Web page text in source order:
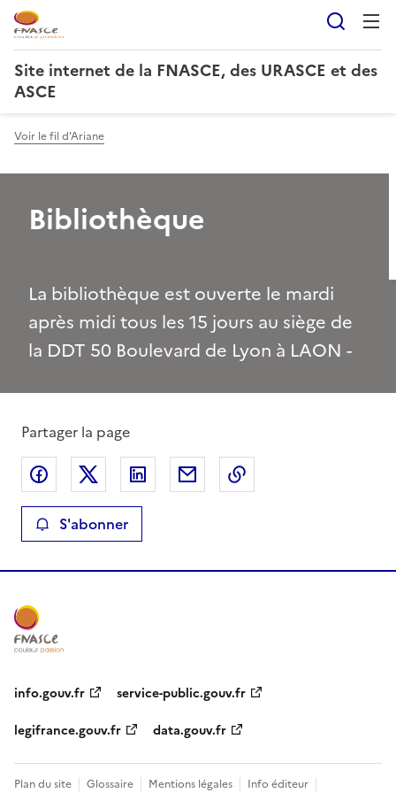
Site internet de la FNASCE, des URASCE et des
ASCE
Voir le fil d'Ariane
Bibliothèque
La bibliothèque est ouverte le mardi
après midi tous les 15 jours au siège de
la DDT 50 Boulevard de Lyon à LAON -
Partager la page
Partager sur Facebook
Partager sur XPartager sur LinkedIn
Partager par email
S'abonner
info.gouv.fr
service-public.gouv.fr
legifrance.gouv.fr
data.gouv.fr
Plan du site Glossaire Mentions légales Info éditeur